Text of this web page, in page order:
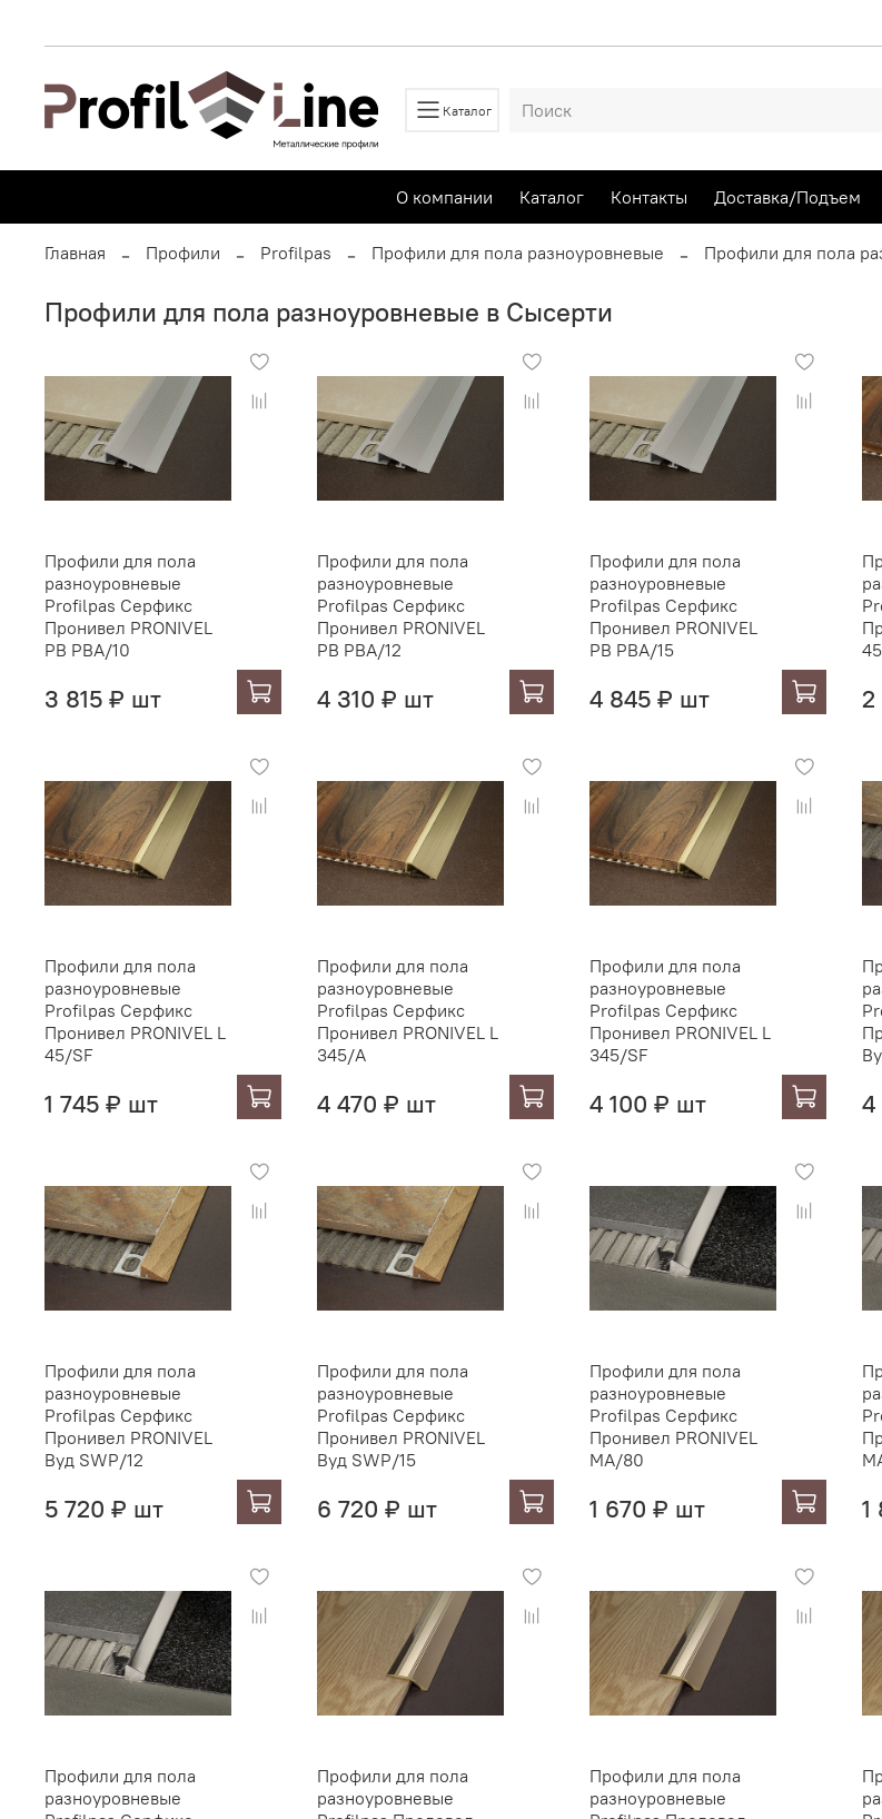
Каталог
О компании Каталог Контакты Доставка/Подъем
Главная Профили Profilpas Профили для пола разноуровневые Профили для пола
Профили для пола разноуровневые в Сысерти
Профили для пола
разноуровневые
Profilpas Серфикс
Пронивел PRONIVEL
PB PBA/10
3 815 ₽ шт
Профили для пола
разноуровневые
Profilpas Серфикс
Пронивел PRONIVEL
PB PBA/12
4 310 ₽ шт
Профили для пола
разноуровневые
Profilpas Серфикс
Пронивел PRONIVEL
PB PBA/15
4 845 ₽ шт 2
Профили для пола
разноуровневые
Profilpas Серфикс
Пронивел PRONIVEL L
45/SF
1 745 ₽ шт
Профили для пола
разноуровневые
Profilpas Серфикс
Пронивел PRONIVEL L
345/A
4 470 ₽ шт
Профили для пола
разноуровневые
Profilpas Серфикс
Пронивел PRONIVEL L
345/SF
4 100 ₽ шт 4
Профили для пола
разноуровневые
Profilpas Серфикс
Пронивел PRONIVEL
Вуд SWP/12
5 720 ₽ шт
Профили для пола
разноуровневые
Profilpas Серфикс
Пронивел PRONIVEL
Вуд SWP/15
6 720 ₽ шт
Профили для пола
разноуровневые
Profilpas Серфикс
Пронивел PRONIVEL
MA/80
1 670 ₽ шт 1
Профили для пола
разноуровневые
Профили для пола
разноуровневые
Профили для пола
разноуровневые